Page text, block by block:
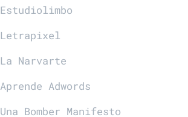
Estudiolimbo
Letrapixel
La Narvarte
Aprende Adwords
Una Bomber Manifesto